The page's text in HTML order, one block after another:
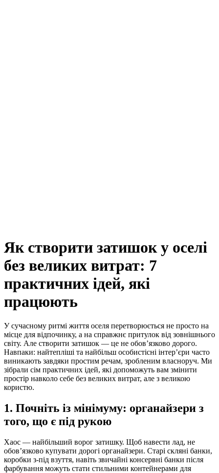
Як створити затишок у оселі
без великих витрат: 7
практичних ідей, які
працюють
У сучасному ритмі життя оселя перетворюється не просто на
місце для відпочинку, а на справжнє притулок від зовнішнього
світу. Але створити затишок — це не обов’язково дорого.
Навпаки: найтепліші та найбільш особистісні інтер’єри часто
виникають завдяки простим речам, зробленим власноруч. Ми
зібрали сім практичних ідей, які допоможуть вам змінити
простір навколо себе без великих витрат, але з великою
користю.
1. Почніть із мінімуму: органайзери з
того, що є під рукою
Хаос — найбільший ворог затишку. Щоб навести лад, не
обов’язково купувати дорогі органайзери. Старі скляні банки,
коробки з-під взуття, навіть звичайні консервні банки після
фарбування можуть стати стильними контейнерами для